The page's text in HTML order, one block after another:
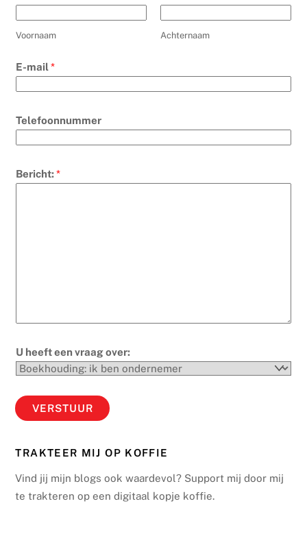
Voornaam Achternaam
E-mail*
Telefoonnummer
Bericht:*
U heeft een vraag over:
VERSTUUR
TRAKTEER MIJ OP KOFFIE
Vind jij mijn blogs ook waardevol? Support mij door mij
te trakteren op een digitaal kopje koffie.